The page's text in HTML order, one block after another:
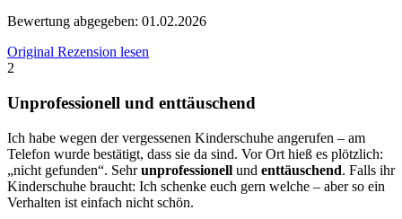
Bewertung abgegeben: 01.02.2026
Original Rezension lesen
2
Unprofessionell und enttäuschend
Ich habe wegen der vergessenen Kinderschuhe angerufen – am
Telefon wurde bestätigt, dass sie da sind. Vor Ort hieß es plötzlich:
„nicht gefunden“. Sehrunprofessionell und enttäuschend. Falls ihr
Kinderschuhe braucht: Ich schenke euch gern welche – aber so ein
Verhalten ist einfach nicht schön.